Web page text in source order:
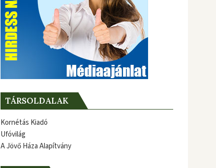
TÁRSOLDALAK
Kornétás Kiadó
Ufóvilág
A Jövő Háza Alapítvány